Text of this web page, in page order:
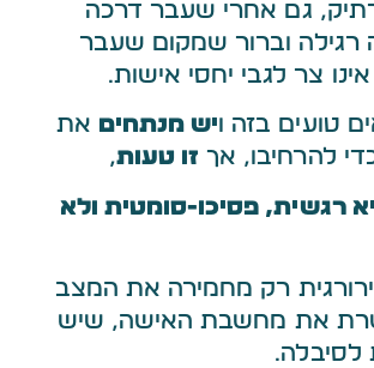
גם אחרי שעבר דרכה
רגילה וברור שמקום שעבר
צר לגבי יחסי אישות.
טועים בזה ויש מנתחים את
להרחיבו, אך זו טעות,
רגשית, פסיכו-סומטית ולא
רק מחמירה את המצב
את מחשבת האישה, שיש
לסיבלה.